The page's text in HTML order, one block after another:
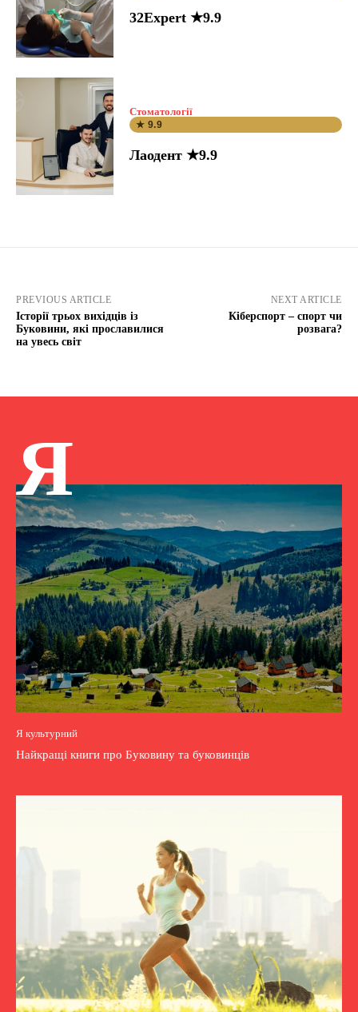
32Expert ★9.9
Стоматології
★ 9.9
Лаодент ★9.9
PREVIOUS ARTICLE
Історії трьох вихідців із
Буковини, які прославилися
на увесь світ
NEXT ARTICLE
Кіберспорт – спорт чи
розвага?
Я
Я культурний
Найкращі книги про Буковину та буковинців